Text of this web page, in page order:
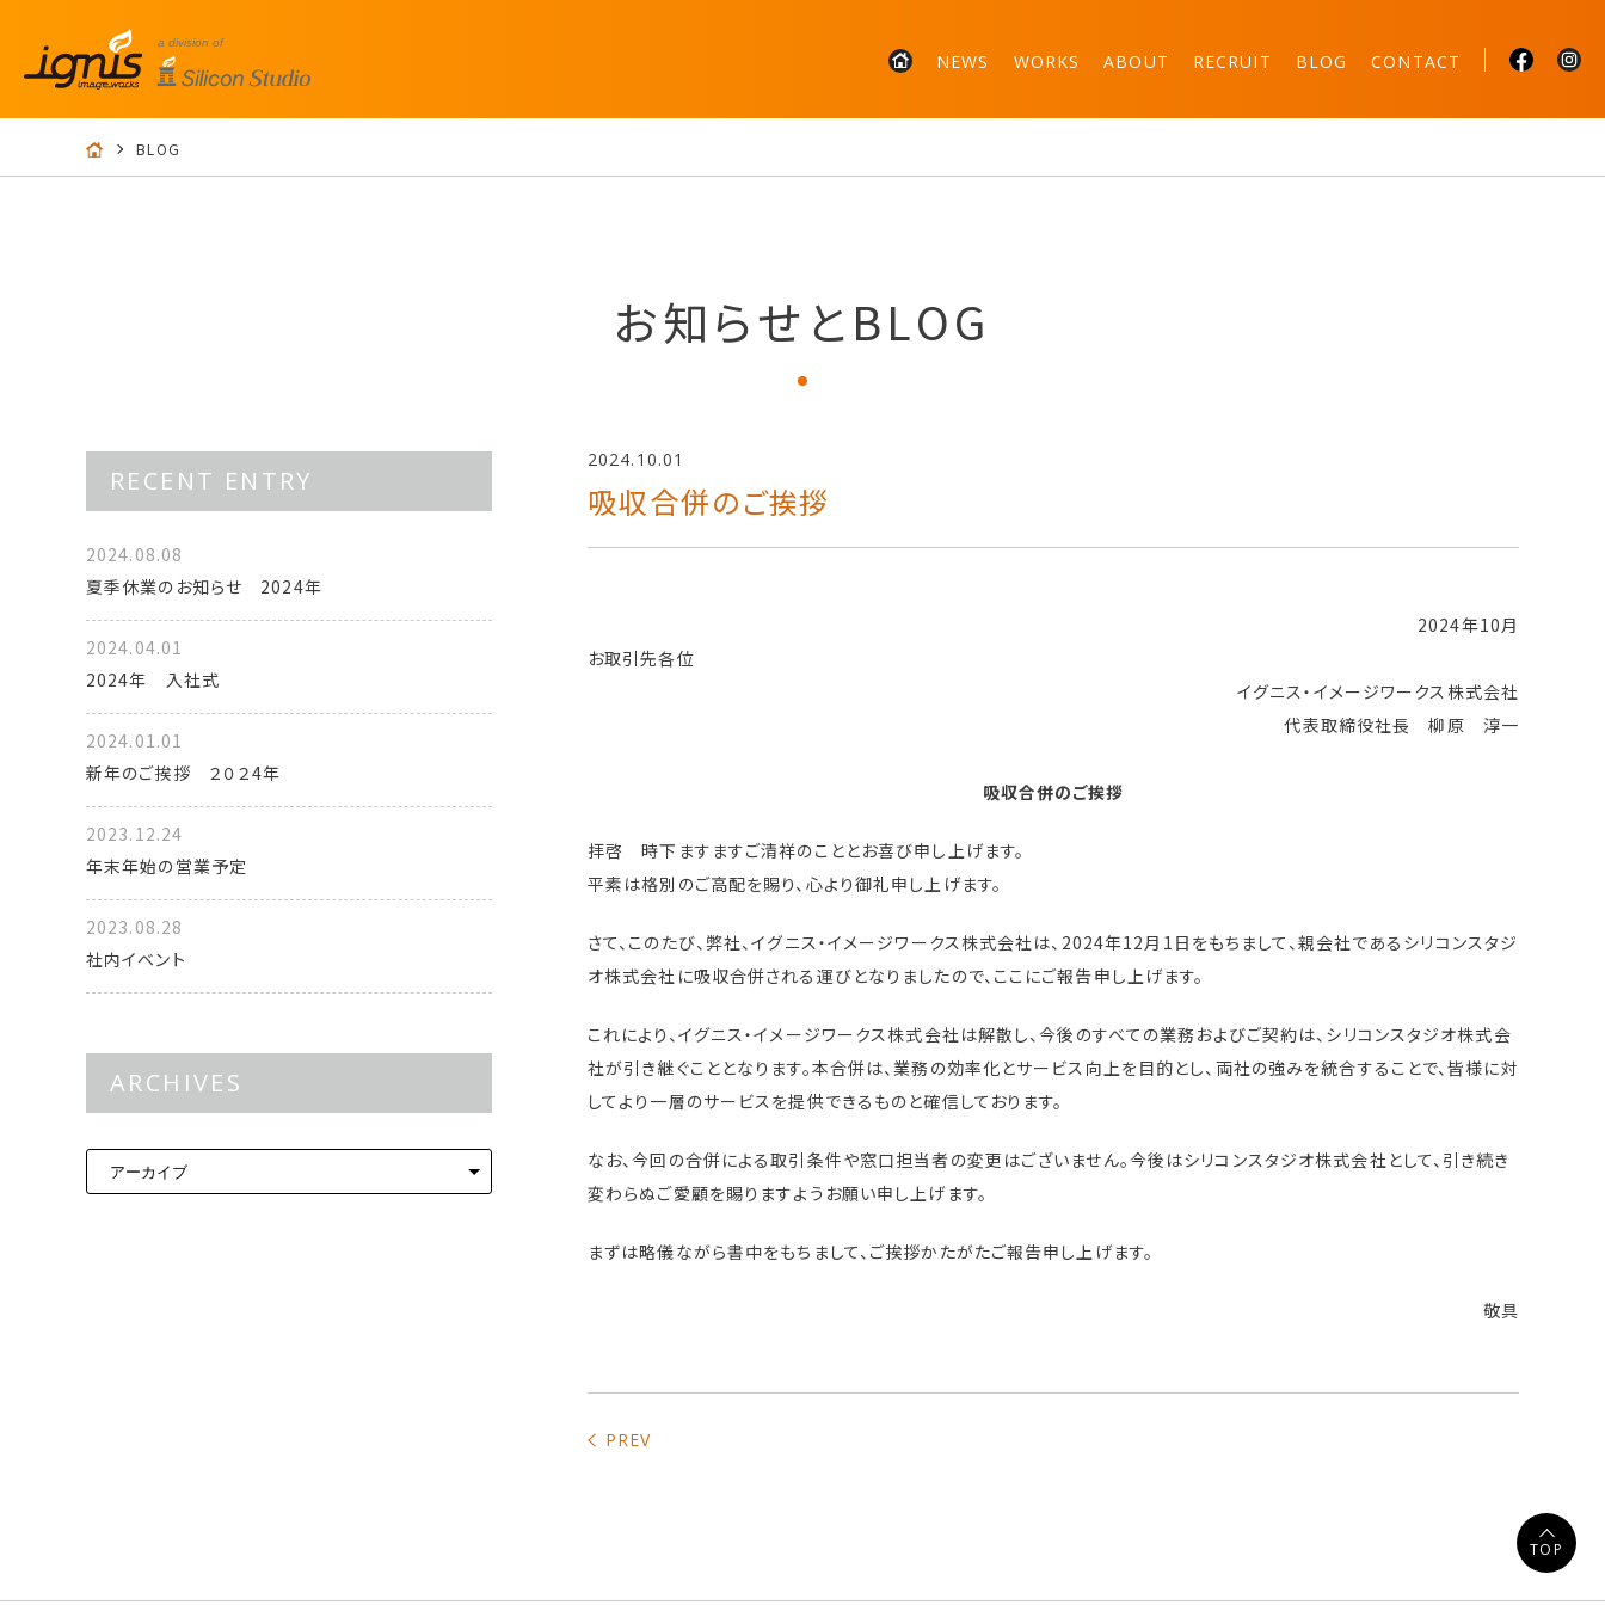
NEWS WORKS ABOUT RECRUIT BLOG CONTACT
BLOG
お知らせとBLOG
2024.10.01
吸収合併のご挨拶
2024年10月
お取引先各位
イグニス・イメージワークス株式会社
代表取締役社長 柳原 淳一
吸収合併のご挨拶
拝啓 時下ますますご清祥のこととお喜び申し上げます。
平素は格別のご高配を賜り、心より御礼申し上げます。
さて、このたび、弊社、イグニス・イメージワークス株式会社は、2024年12月1日をもちまして、親会社であるシリコンスタジ
オ株式会社に吸収合併される運びとなりましたので、ここにご報告申し上げます。
これにより、イグニス・イメージワークス株式会社は解散し、今後のすべての業務およびご契約は、シリコンスタジオ株式会
社が引き継ぐこととなります。本合併は、業務の効率化とサービス向上を目的とし、両社の強みを統合することで、皆様に対
してより一層のサービスを提供できるものと確信しております。
なお、今回の合併による取引条件や窓口担当者の変更はございません。今後はシリコンスタジオ株式会社として、引き続き
変わらぬご愛顧を賜りますようお願い申し上げます。
まずは略儀ながら書中をもちまして、ご挨拶かたがたご報告申し上げます。
敬具
PREV
RECENT ENTRY
2024.08.08
夏季休業のお知らせ 2024年
2024.04.01
2024年 入社式
2024.01.01
新年のご挨拶 ２０２4年
2023.12.24
年末年始の営業予定
2023.08.28
社内イベント
ARCHIVES
TOP